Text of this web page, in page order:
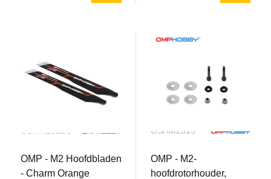
OMP - M2 Hoofdbladen
- Charm Orange
OSHM2313
OMP - M2-
hoofdrotorhouder,